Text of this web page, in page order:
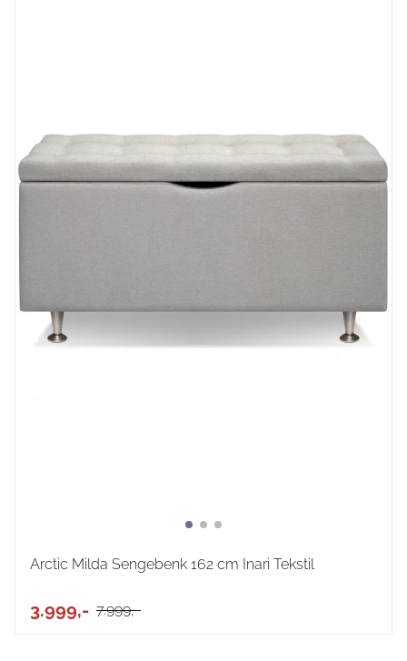
Arctic Milda Sengebenk 162 cm Inari Tekstil
3.999,- 7.999,-